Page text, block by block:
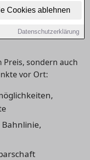
Cookies ablehnen
Datenschutzerklärung
die Wohnung, die
sondern auch
vor Ort: